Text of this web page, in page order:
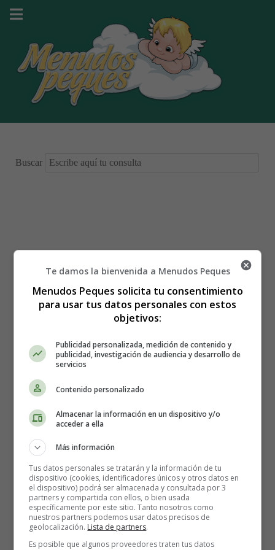
Buscar
Está aquí:Inicio
Te damos la bienvenida a Menudos Peques
Menudos Peques solicita tu consentimiento
para usar tus datos personales con estos
objetivos:
Publicidad personalizada, medición de contenido y
publicidad, investigación de audiencia y desarrollo de
servicios
Contenido personalizado
Almacenar la información en un dispositivo y/o
acceder a ella
Más información
Tus datos personales se tratarán y la información de tu
dispositivo (cookies, identificadores únicos y otros datos en
el dispositivo) podrá ser almacenada y consultada por 3
partners y compartida con ellos, o bien usada
específicamente por este sitio. Tanto nosotros como
nuestros partners podemos usar datos precisos de
geolocalización. Lista de partners.
Es posible que algunos proveedores traten tus datos